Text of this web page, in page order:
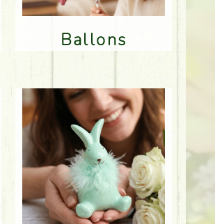
Ballons